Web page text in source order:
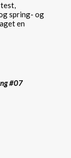
spring- og
en
#07